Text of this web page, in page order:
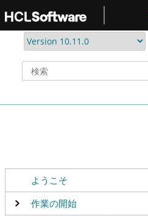
メインコンテンツにジャンプ
ようこそ
作業の開始